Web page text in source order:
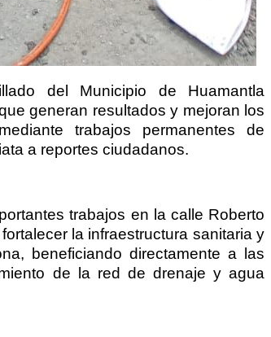
del Municipio de Huamantla
generan resultados y mejoran los
trabajos permanentes de
a reportes ciudadanos.
trabajos en la calle Roberto
la infraestructura sanitaria y
beneficiando directamente a las
de la red de drenaje y agua